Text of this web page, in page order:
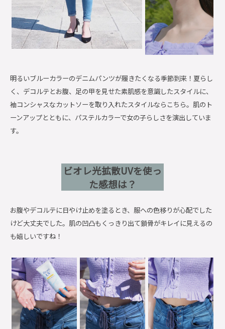
明るいブルーカラーのデニムパンツが履きたくなる季節到来！夏らし
く、デコルテとお腹、足の甲を見せた素肌感を意識したスタイルに、
袖コンシャスなカットソーを取り入れたスタイルならこちら。肌のト
ーンアップとともに、パステルカラーで女の子らしさを演出していま
す。
ビオレ光拡散UVを使っ
た感想は？
お腹やデコルテに日やけ止めを塗るとき、服への色移りが心配でした
けど大丈夫でした。肌の凹凸もくっきり出て鎖骨がキレイに見えるの
も嬉しいですね！